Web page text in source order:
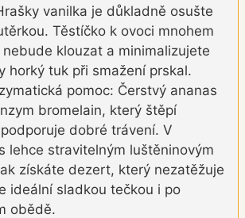
vanilka je důkladně osušte
Těstíčko k ovoci mnohem
nebude klouzat a minimalizujete
horký tuk při smažení prskal.
pomoc: Čerstvý ananas
bromelain, který štěpí
dobré trávení. V
lehce stravitelným luštěninovým
získáte dezert, který nezatěžuje
ideální sladkou tečkou i po
obědě.